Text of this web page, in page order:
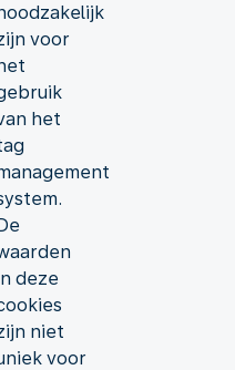
voor
het
deze
niet
voor